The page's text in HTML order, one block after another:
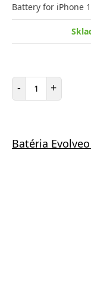
Battery for iPhone
- Počet položiek
+
Batéria